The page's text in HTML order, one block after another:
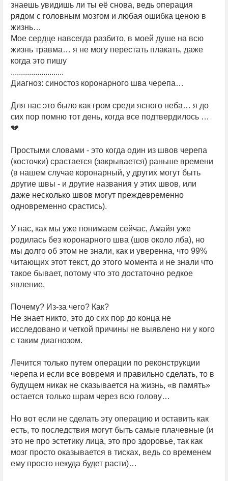
знаешь увидишь ли ты её снова, ведь операция
рядом с головным мозгом и любая ошибка ценою в
жизнь…
Мое сердце навсегда разбито, в моей душе на всю
жизнь травма… я не могу перестать плакать, даже
когда это пишу
..........................
Диагноз: синостоз коронарного шва черепа…
Для нас это было как гром среди ясного неба… я до
сих пор помню тот день, когда все подтвердилось …
💔
Простыми словами - это когда один из швов черепа
(косточки) срастается (закрывается) раньше времени
(в нашем случае коронарный, у других могут быть
другие швы - и другие названия у этих швов, или
даже несколько швов могут преждевременно
одновременно срастись).
У нас, как мы уже понимаем сейчас, Амайя уже
родилась без коронарного шва (шов около лба), но
мы долго об этом не знали, как и уверенна, что 99%
читающих этот текст, до этого момента и не знали что
такое бывает, потому что это достаточно редкое
явление.
Почему? Из-за чего? Как?
Не знает никто, это до сих пор до конца не
исследовано и четкой причины не выявлено ни у кого
с таким диагнозом.
Лечится только путем операции по реконструкции
черепа и если все вовремя и правильно сделать, то в
будущем никак не сказывается на жизнь, «в память»
остается только шрам через всю голову…
Но вот если не сделать эту операцию и оставить как
есть, то последствия могут быть самые плачевные (и
это не про эстетику лица, это про здоровье, так как
мозг просто оказывается в тисках, ведь со временем
ему просто некуда будет расти)…